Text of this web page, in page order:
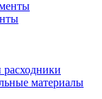
расходники
материалы